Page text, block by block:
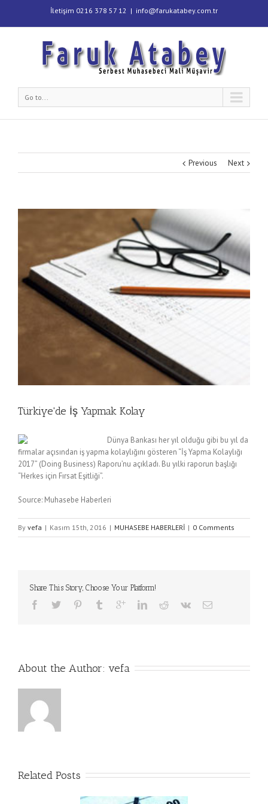
İletişim 0216 378 57 12 | info@farukatabey.com.tr
Go to...
Previous Next
Türkiye'de İş Yapmak Kolay
Dünya Bankası her yıl olduğu gibi bu yıl da
firmalar açısından iş yapma kolaylığını gösteren “İş Yapma Kolaylığı
2017” (Doing Business) Raporu’nu açıkladı. Bu yılki raporun başlığı
“Herkes için Fırsat Eşitliği”.
Source: Muhasebe Haberleri
By vefa | Kasım 15th, 2016 | MUHASEBE HABERLERİ | 0 Comments
Share This Story, Choose Your Platform!
About the Author: vefa
Related Posts